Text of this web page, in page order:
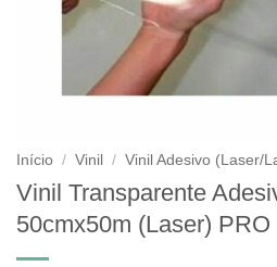
Início / Vinil / Vinil Adesivo (Laser/
Vinil Transparente
50cmx50m (Laser) PRO